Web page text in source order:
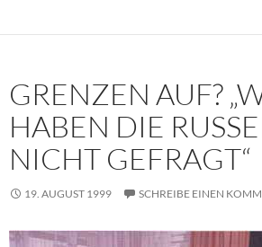
GRENZEN AUF?
HABEN DIE
NICHT GEFRAGT“
19. AUGUST 1999 SCHREIBE EINEN